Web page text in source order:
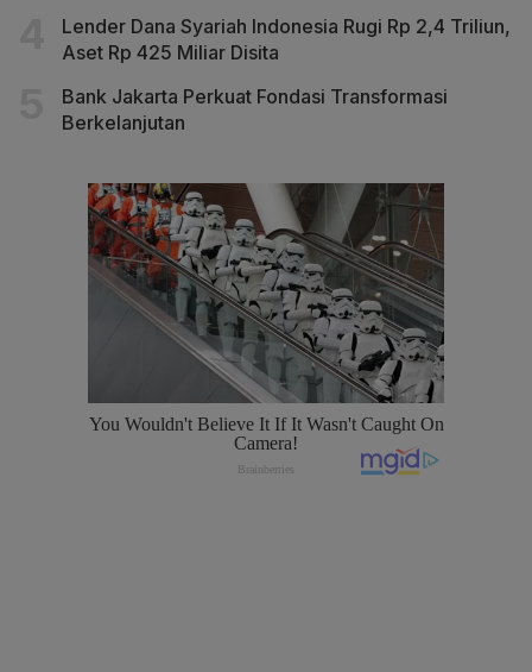
Lender Dana Syariah Indonesia Rugi Rp 2,4 Triliun,
Aset Rp 425 Miliar Disita
Bank Jakarta Perkuat Fondasi Transformasi
Berkelanjutan